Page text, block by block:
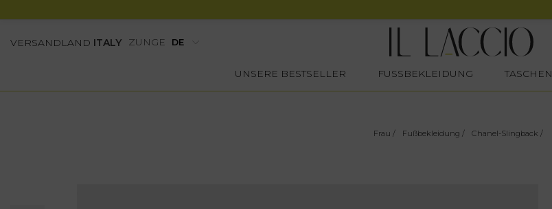
VERSANDLAND ITALY ZUNGE
UNSERE BESTSELLER FUSSBEKLEIDUNG TASCHEN
Frau / Fußbekleidung / Chanel-Slingback /